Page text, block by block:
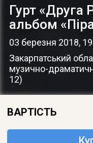
Гурт «Друга
альбом
03 березня 2018,
Закарпатський
музично-
12)
ВАРТІСТЬ